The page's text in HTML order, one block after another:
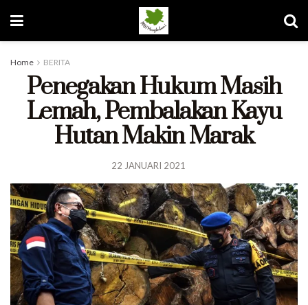
Home BERITA
Penegakan Hukum Masih
Lemah, Pembalakan Kayu
Hutan Makin Marak
22 JANUARI 2021